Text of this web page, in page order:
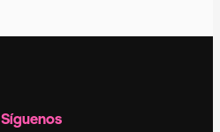
Síguenos